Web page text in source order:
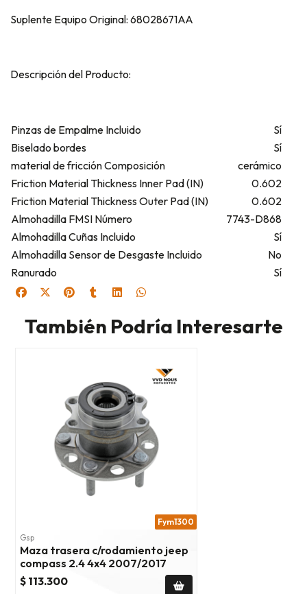
Suplente Equipo Original: 68028671AA
Descripción del Producto:
Pinzas de Empalme Incluido
Sí
Biselado bordes
Sí
material de fricción Composición
cerámico
Friction Material Thickness Inner Pad (IN)
0.602
Friction Material Thickness Outer Pad (IN)
0.602
Almohadilla FMSI Número
7743-D868
Almohadilla Cuñas Incluido
Sí
Almohadilla Sensor de Desgaste Incluido
No
Ranurado
Sí
También Podría Interesarte
Fym1300
Gsp
Maza trasera c/rodamiento jeep
compass 2.4 4x4 2007/2017
$ 113.300